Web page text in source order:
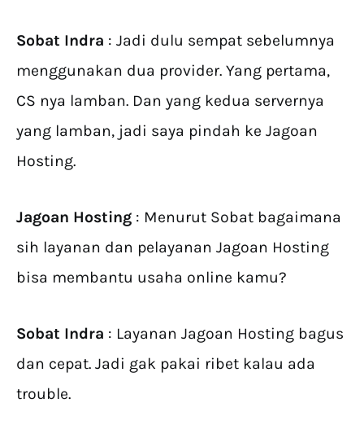
Sobat Indra : Jadi dulu sempat sebelumnya
menggunakan dua provider. Yang pertama,
CS nya lamban. Dan yang kedua servernya
yang lamban, jadi saya pindah ke Jagoan
Hosting.
Jagoan Hosting : Menurut Sobat bagaimana
sih layanan dan pelayanan Jagoan Hosting
bisa membantu usaha online kamu?
Sobat Indra : Layanan Jagoan Hosting bagus
dan cepat. Jadi gak pakai ribet kalau ada
trouble.